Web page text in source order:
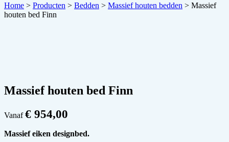
Home > Producten > Bedden > Massief houten bedden > Massief
houten bed Finn
Massief houten bed Finn
Vanaf € 954,00
Massief eiken designbed.